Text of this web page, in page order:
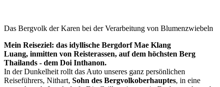
Das Bergvolk der Karen bei der Verarbeitung von Blumenzwiebeln
Mein Reiseziel: das idyllische Bergdorf Mae Klang
Luang, inmitten von Reisterassen, auf dem höchsten Berg
Thailands - dem Doi Inthanon.
In der Dunkelheit rollt das Auto unseres ganz persönlichen
Reiseführers, Nithart, Sohn des Bergvolkoberhauptes, in eine